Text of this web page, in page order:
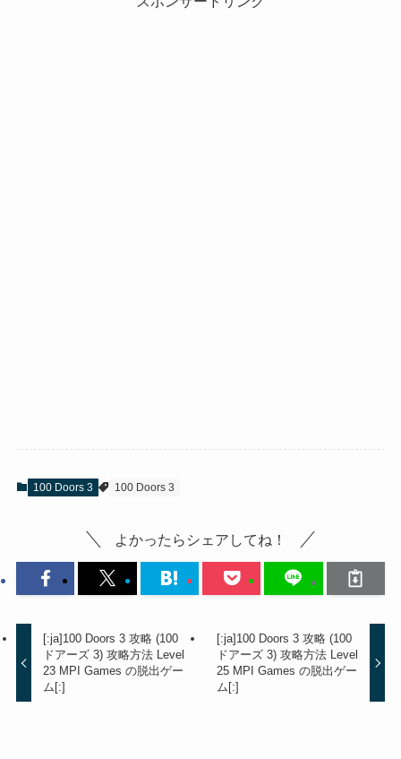
100 Doors 3 100 Doors 3
よかったらシェアしてね！
[:ja]100 Doors 3 攻略 (100
ドアーズ 3) 攻略方法 Level
23 MPI Games の脱出ゲー
ム[:]
[:ja]100 Doors 3 攻略 (100
ドアーズ 3) 攻略方法 Level
25 MPI Games の脱出ゲー
ム[:]